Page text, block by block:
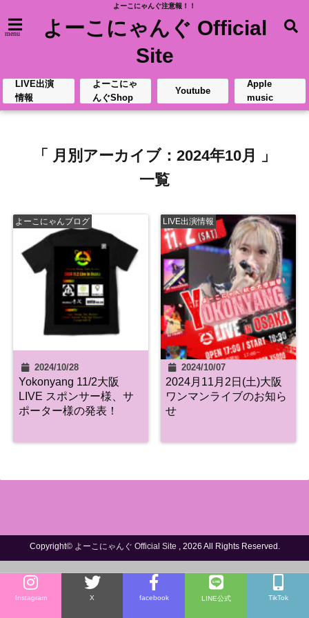
よーこにゃんぐ注意報！！
menu
よーこにゃんぐ Official
Site
LIVE出演
情報
よーこにゃ
んぐShop
Youtube
Apple
music
「 月別アーカイブ：2024年10月 」
一覧
よーこにゃんブログ
2024/10/28
Yokonyang 11/2大阪
LIVE スポンサー様、サ
ポーター様の発表！
LIVE出演情報
2024/10/07
2024月11月2日(土)大阪
ワンマンライブのお知ら
せ
Instagram X facebook LINE公式 TikTok
Copyright© よーこにゃんぐ Official Site , 2026 All Rights Reserved.